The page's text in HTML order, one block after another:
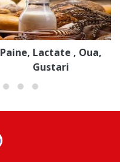
Paine, Lactate , Oua,
Gustari